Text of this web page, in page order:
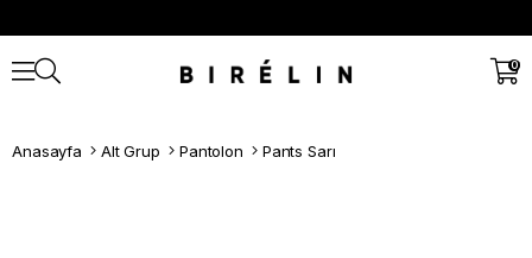
0
Anasayfa Alt Grup Pantolon Pants Sarı